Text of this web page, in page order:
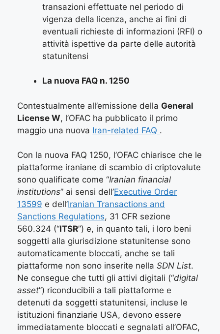
transazioni effettuate nel periodo di
vigenza della licenza, anche ai fini di
eventuali richieste di informazioni (RFI) o
attività ispettive da parte delle autorità
statunitensi
La nuova FAQ n. 1250
Contestualmente all’emissione della General
License W, l’OFAC ha pubblicato il primo
maggio una nuova Iran-related FAQ .
Con la nuova FAQ 1250, l’OFAC chiarisce che le
piattaforme iraniane di scambio di criptovalute
sono qualificate come “Iranian financial
institutions” ai sensi dell’Executive Order
13599 e dell’Iranian Transactions and
Sanctions Regulations, 31 CFR sezione
560.324 (“ITSR”) e, in quanto tali, i loro beni
soggetti alla giurisdizione statunitense sono
automaticamente bloccati, anche se tali
piattaforme non sono inserite nella SDN List.
Ne consegue che tutti gli attivi digitali (“digital
asset”) riconducibili a tali piattaforme e
detenuti da soggetti statunitensi, incluse le
istituzioni finanziarie USA, devono essere
immediatamente bloccati e segnalati all’OFAC,